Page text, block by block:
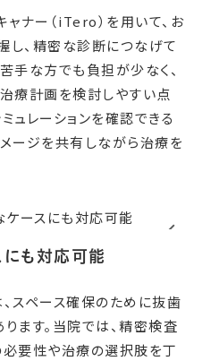
ナー（iTero）を用いて、お
し、精密な診断につなげて
手な方でも負担が少なく、
療計画を検討しやすい点
ュレーションを確認できる
ージを共有しながら治療を
も対応可能
スペース確保のために抜歯
ます。当院では、精密検査
必要性や治療の選択肢を丁